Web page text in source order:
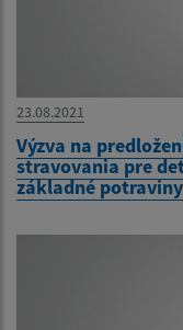
23.08.2021
Výzva na
stravovania pre
základné potraviny